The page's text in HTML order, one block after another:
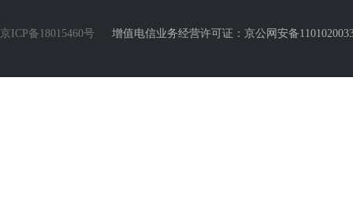
京ICP备18015460号 增值电信业务经营许可证：京公网安备